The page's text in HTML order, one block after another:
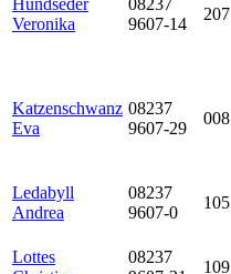
Hundseder
Veronika
08237
9607-14
207
Katzenschwanz
Eva
08237
9607-29
008
Ledabyll
Andrea
08237
9607-0
105
Lottes
08237
109